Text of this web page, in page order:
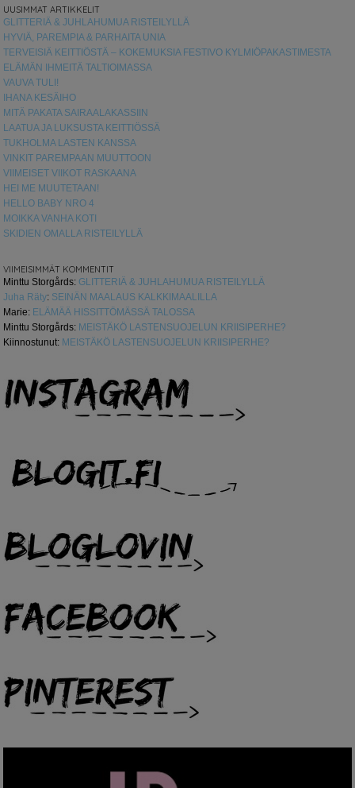
UUSIMMAT ARTIKKELIT
GLITTERIÄ & JUHLAHUMUA RISTEILYLLÄ
HYVIÄ, PAREMPIA & PARHAITA UNIA
TERVEISIÄ KEITTIÖSTÄ – KOKEMUKSIA FESTIVO KYLMIÖPAKASTIMESTA
ELÄMÄN IHMEITÄ TALTIOIMASSA
VAUVA TULI!
IHANA KESÄIHO
MITÄ PAKATA SAIRAALAKASSIIN
LAATUA JA LUKSUSTA KEITTIÖSSÄ
TUKHOLMA LASTEN KANSSA
VINKIT PAREMPAAN MUUTTOON
VIIMEISET VIIKOT RASKAANA
HEI ME MUUTETAAN!
HELLO BABY NRO 4
MOIKKA VANHA KOTI
SKIDIEN OMALLA RISTEILYLLÄ
VIIMEISIMMÄT KOMMENTIT
Minttu Storgårds: GLITTERIÄ & JUHLAHUMUA RISTEILYLLÄ
Juha Räty: SEINÄN MAALAUS KALKKIMAALILLA
Marie: ELÄMÄÄ HISSITTÖMÄSSÄ TALOSSA
Minttu Storgårds: MEISTÄKÖ LASTENSUOJELUN KRIISIPERHE?
Kiinnostunut: MEISTÄKÖ LASTENSUOJELUN KRIISIPERHE?